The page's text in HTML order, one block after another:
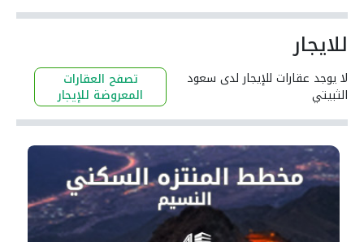
للايجار
لا يوجد عقارات للإيجار لدى سعود
الثبيتي
تصفح العقارات
المعروضة للإيجار